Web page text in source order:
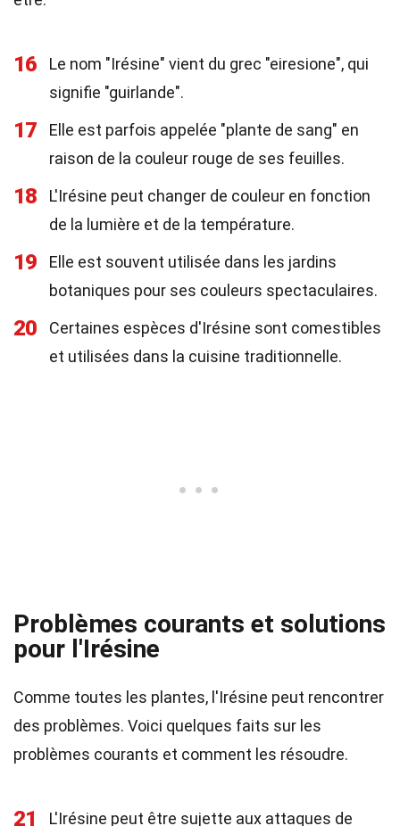
16
Le nom "Irésine" vient du grec "eiresione", qui
signifie "guirlande".
17
Elle est parfois appelée "plante de sang" en
raison de la couleur rouge de ses feuilles.
18
L'Irésine peut changer de couleur en fonction
de la lumière et de la température.
19
Elle est souvent utilisée dans les jardins
botaniques pour ses couleurs spectaculaires.
20
Certaines espèces d'Irésine sont comestibles
et utilisées dans la cuisine traditionnelle.
Problèmes courants et solutions
pour l'Irésine
Comme toutes les plantes, l'Irésine peut rencontrer
des problèmes. Voici quelques faits sur les
problèmes courants et comment les résoudre.
21
L'Irésine peut être sujette aux attaques de